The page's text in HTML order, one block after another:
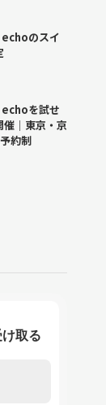
のスイ
を試せ
催｜東京・京
約制
け取る